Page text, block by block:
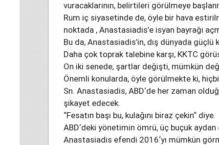
vuracaklarının, belirtileri görülmeye
Rum iç siyasetinde de, öyle bir hava
noktada , Anastasiadis’e isyan bayrağı
Bu da, Anastasiadis’in, dış dünyada güçlü
Daha çok toprak talebine karşı, KKTC
On iki senede, şartlar değişti, mümkün
Önemli konularda, öyle görülmekte ki,
Sn. Anastasiadis, ABD‘de her zaman
şikayet edecek.
“Fesatın başı bu, kulağını biraz çekin“ diye.
ABD‘deki yönetimin ömrü, üç buçuk aydan
Anastasiadis efendi 2016‘yı mümkün